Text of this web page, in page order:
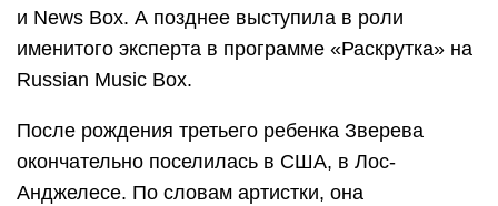
и News Box. А позднее выступила в роли
именитого эксперта в программе «Раскрутка» на
Russian Music Box.
После рождения третьего ребенка Зверева
окончательно поселилась в США, в Лос-
Анджелесе. По словам артистки, она